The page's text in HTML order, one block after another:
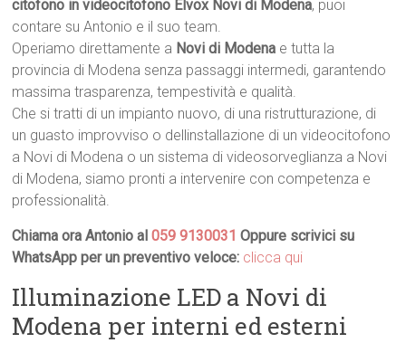
citofono in videocitofono Elvox Novi di Modena, puoi
contare su Antonio e il suo team.
Operiamo direttamente a Novi di Modena e tutta la
provincia di Modena senza passaggi intermedi, garantendo
massima trasparenza, tempestività e qualità.
Che si tratti di un impianto nuovo, di una ristrutturazione, di
un guasto improvviso o dellinstallazione di un videocitofono
a Novi di Modena o un sistema di videosorveglianza a Novi
di Modena, siamo pronti a intervenire con competenza e
professionalità.
Chiama ora Antonio al059 9130031 Oppure scrivici su
WhatsApp per un preventivo veloce: clicca qui
Illuminazione LED a Novi di
Modena per interni ed esterni